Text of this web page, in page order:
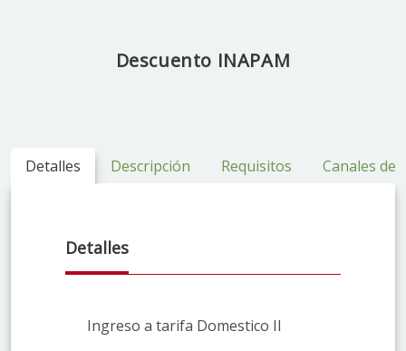
Descuento INAPAM
Detalles Descripción Requisitos Canales de
Detalles
Ingreso a tarifa Domestico II